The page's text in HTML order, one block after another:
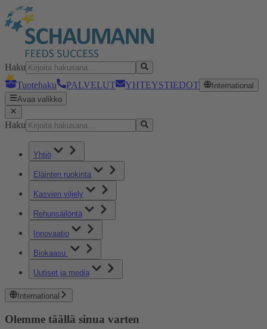
Haku
Tuotehaku
PALVELUT YHTEYSTIEDOT
International
Avaa valikko
Haku
Yhtiö
Eläinten ruokinta
Kasvien viljely
Rehunsäilöntä
Innovaatio
Biokaasu
Uutiset ja media
International
Olemme täällä sinua varten